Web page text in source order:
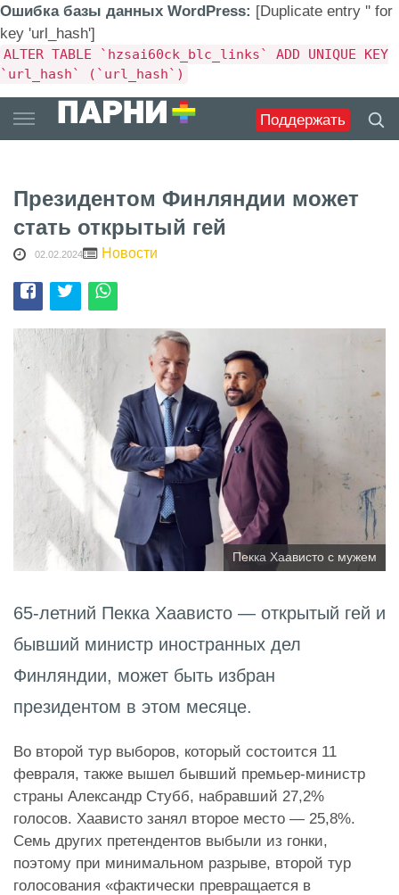
Ошибка базы данных WordPress: [Duplicate entry '' for
key 'url_hash']
ALTER TABLE `hzsai60ck_blc_links` ADD UNIQUE KEY
`url_hash` (`url_hash`)
Поддержать
to
Президентом Финляндии может
стать открытый гей
02.02.2024 Новости
Пекка Хаависто с мужем
65-летний Пекка Хаависто — открытый гей и
бывший министр иностранных дел
Финляндии, может быть избран
президентом в этом месяце.
Во второй тур выборов, который состоится 11
февраля, также вышел бывший премьер-министр
страны Александр Стубб, набравший 27,2%
голосов. Хаависто занял второе место — 25,8%.
Семь других претендентов выбыли из гонки,
поэтому при минимальном разрыве, второй тур
голосования «фактически превращается в